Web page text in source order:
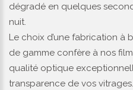
dégradé en quelques
nuit.
Le choix d’une fabrication à
de gamme confère à nos
qualité optique
transparence de vos vitrages.